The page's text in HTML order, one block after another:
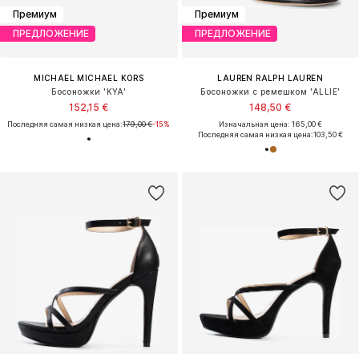
Премиум
ПРЕДЛОЖЕНИЕ
MICHAEL MICHAEL KORS
Босоножки 'KYA'
152,15 €
Последняя самая низкая цена:179,00 €-15%
Премиум
ПРЕДЛОЖЕНИЕ
LAUREN RALPH LAUREN
Босоножки с ремешком 'ALLIE'
148,50 €
Изначальная цена: 165,00 €
Последняя самая низкая цена:103,50 €